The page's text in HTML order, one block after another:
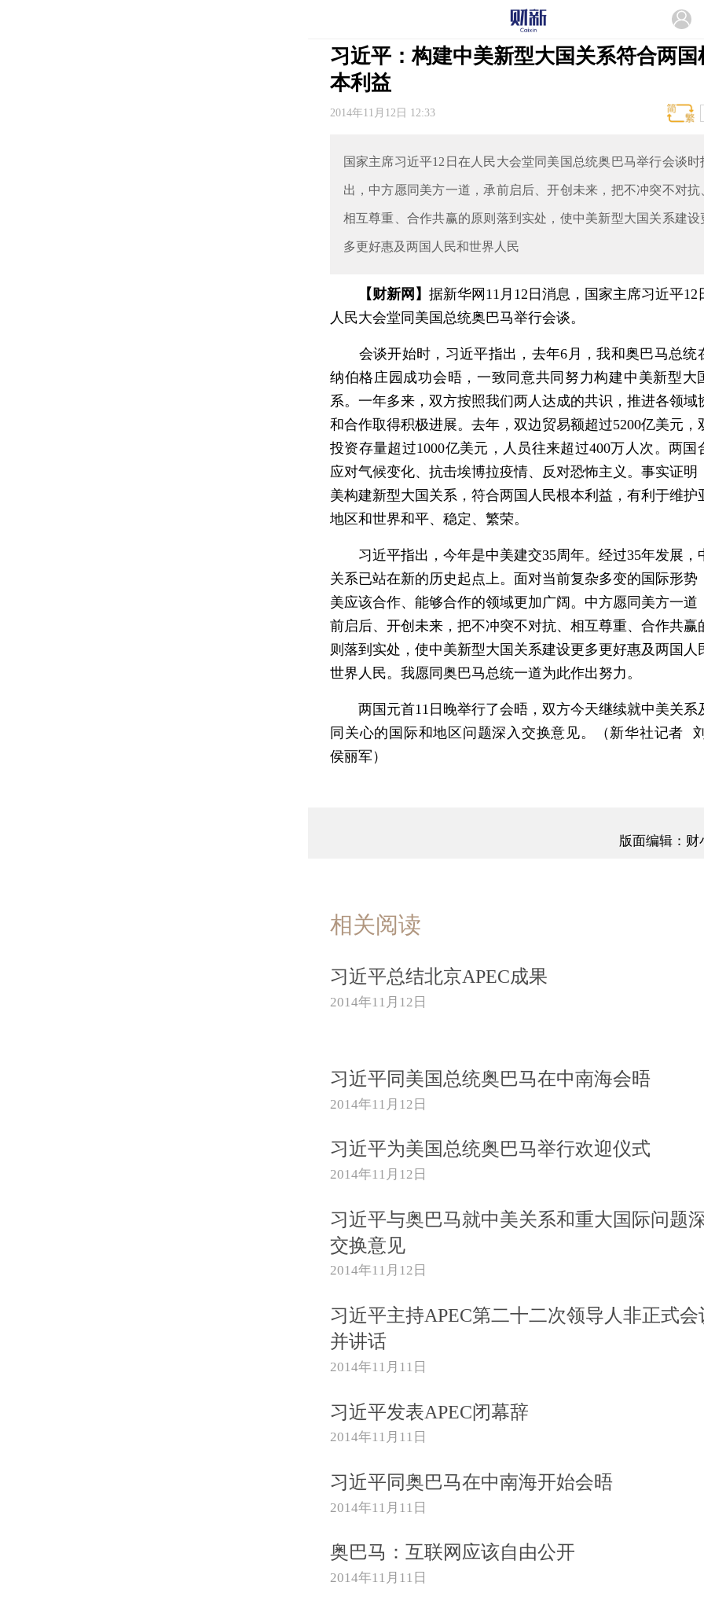
习近平：构建中美新型大国关系符合两国
本利益
2014年11月12日 12:33
国家主席习近平12日在人民大会堂同美国总统奥巴马举行会谈时
出，中方愿同美方一道，承前启后、开创未来，把不冲突不对抗
相互尊重、合作共赢的原则落到实处，使中美新型大国关系建设
多更好惠及两国人民和世界人民
【财新网】 据新华网11月12日消息，国家主席习近平12
人民大会堂同美国总统奥巴马举行会谈。
会谈开始时，习近平指出，去年6月，我和奥巴马总统
纳伯格庄园成功会晤，一致同意共同努力构建中美新型大
系。一年多来，双方按照我们两人达成的共识，推进各领域
和合作取得积极进展。去年，双边贸易额超过5200亿美元，
投资存量超过1000亿美元，人员往来超过400万人次。两国
应对气候变化、抗击埃博拉疫情、反对恐怖主义。事实证明
美构建新型大国关系，符合两国人民根本利益，有利于维护
地区和世界和平、稳定、繁荣。
习近平指出，今年是中美建交35周年。经过35年发展，
关系已站在新的历史起点上。面对当前复杂多变的国际形势
美应该合作、能够合作的领域更加广阔。中方愿同美方一道
前启后、开创未来，把不冲突不对抗、相互尊重、合作共赢
则落到实处，使中美新型大国关系建设更多更好惠及两国人
世界人民。我愿同奥巴马总统一道为此作出努力。
两国元首11日晚举行了会晤，双方今天继续就中美关系
同关心的国际和地区问题深入交换意见。（新华社记者
侯丽军）
版面编辑：财
相关阅读
习近平总结北京APEC成果
2014年11月12日
习近平同美国总统奥巴马在中南海会晤
2014年11月12日
习近平为美国总统奥巴马举行欢迎仪式
2014年11月12日
习近平与奥巴马就中美关系和重大国际问题
交换意见
2014年11月12日
习近平主持APEC第二十二次领导人非正式会
并讲话
2014年11月11日
习近平发表APEC闭幕辞
2014年11月11日
习近平同奥巴马在中南海开始会晤
2014年11月11日
奥巴马：互联网应该自由公开
2014年11月11日